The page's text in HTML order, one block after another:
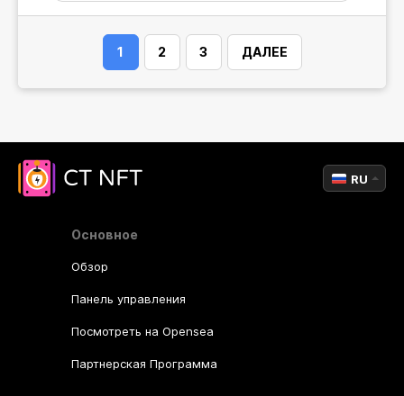
1 2 3 ДАЛЕЕ
Основное
Обзор
Панель управления
Посмотреть на Opensea
Партнерская Программа
RU